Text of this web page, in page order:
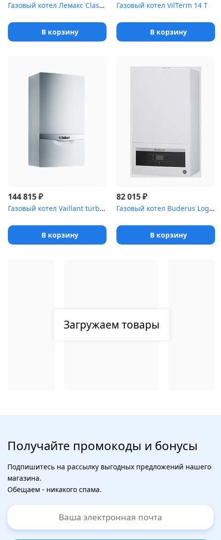
Газовый котел Лемакс Classic 10 одноконтурный, sit
В корзину
Газовый котел VilTerm 14 Т
В корзину
144 815₽
Газовый котел Vaillant turboTEC plus VU 202/5-5 H 20 кВт, однокон...
В корзину
82 015₽
Газовый котел Buderus Logamax U072-12K 2 тепл-ка, турбо,без трубы
В корзину
Загружаем товары
Получайте промокоды и бонусы
Подпишитесь на рассылку выгодных предложений нашего
магазина.
Обещаем - никакого спама.